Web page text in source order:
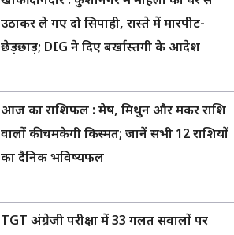
उठाकर ले गए दो सिपाही, रास्ते में मारपीट-
छेड़छाड़; DIG ने दिए बर्खास्तगी के आदेश
आज का राशिफल : मेष, मिथुन और मकर राशि
वालों की चमकेगी किस्मत; जानें सभी 12 राशियों
का दैनिक भविष्यफल
TGT अंग्रेजी परीक्षा में 33 गलत सवालों पर